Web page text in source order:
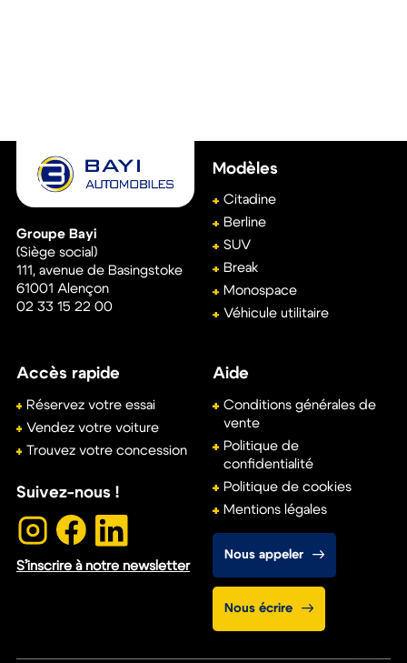
Groupe Bayi
(Siège social)
111, avenue de Basingstoke
61001 Alençon
02 33 15 22 00
Modèles
Citadine
Berline
SUV
Break
Monospace
Véhicule utilitaire
Accès rapide
Réservez votre essai
Vendez votre voiture
Trouvez votre concession
Suivez-nous !
S’inscrire à notre newsletter
Aide
Conditions générales de
vente
Politique de
confidentialité
Politique de cookies
Mentions légales
Nous appeler
Nous écrire